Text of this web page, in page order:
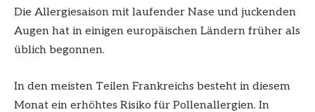
Die Allergiesaison mit laufender Nase und juckenden
Augen hat in einigen europäischen Ländern früher als
üblich begonnen.
In den meisten Teilen Frankreichs besteht in diesem
Monat ein erhöhtes Risiko für Pollenallergien. In